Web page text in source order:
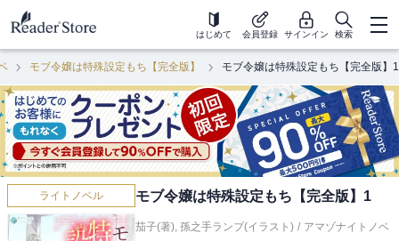
はじめて 会員登録 サインイン 検索
モブ令嬢は特殊設定もち【完全版】 モブ令嬢は特殊設定もち【完全版】1
ライトノベル モブ令嬢は特殊設定もち【完全版】1
茄子(著), 孫之手ランプ(イラスト) / アマゾナイトノベ